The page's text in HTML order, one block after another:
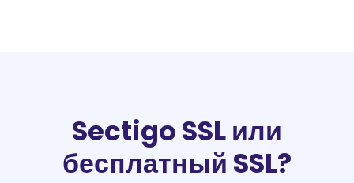
Sectigo SSL или
бесплатный SSL?